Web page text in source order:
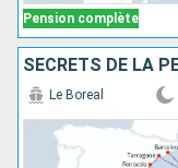
Pension complète
SECRETS DE LA
Le Boreal